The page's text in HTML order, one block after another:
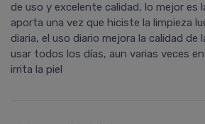
de uso y excelente calidad, lo mejor es
aporta una vez que hiciste la limpieza
diaria, el uso diario mejora la calidad de
usar todos los días, aun varias veces
irrita la piel